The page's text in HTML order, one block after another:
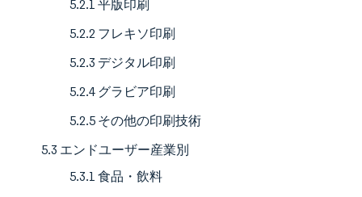
5.2.1 平版印刷
5.2.2 フレキソ印刷
5.2.3 デジタル印刷
5.2.4 グラビア印刷
5.2.5 その他の印刷技術
5.3 エンドユーザー産業別
5.3.1 食品・飲料